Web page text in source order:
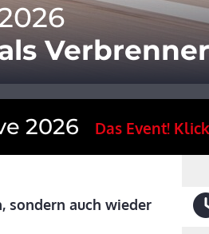
Verbrenner
2026 Das Event!
sondern auch wieder